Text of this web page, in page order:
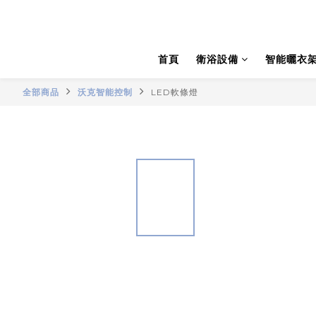
首頁 衛浴設備 智能曬衣
全部商品 沃克智能控制 LED軟條燈